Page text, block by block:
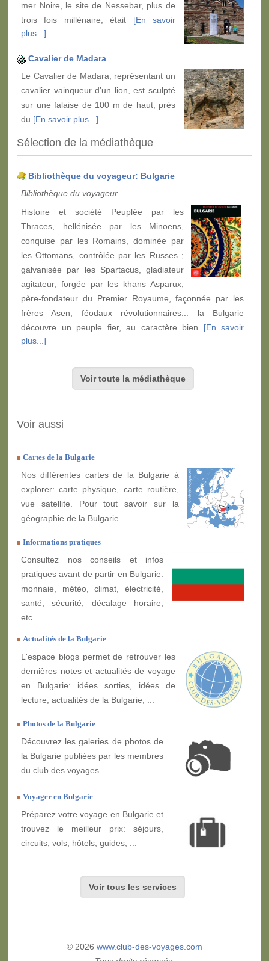
mer Noire, le site de Nessebar, plus de
trois fois millénaire, était [En savoir
plus...]
Cavalier de Madara
Le Cavalier de Madara, représentant un
cavalier vainqueur d’un lion, est sculpté
sur une falaise de 100 m de haut, près
du [En savoir plus...]
Sélection de la médiathèque
Bibliothèque du voyageur: Bulgarie
Bibliothèque du voyageur
Histoire et société Peuplée par les
Thraces, hellénisée par les Minoens,
conquise par les Romains, dominée par
les Ottomans, contrôlée par les Russes ;
galvanisée par les Spartacus, gladiateur
agitateur, forgée par les khans Asparux,
père-fondateur du Premier Royaume, façonnée par les
frères Asen, féodaux révolutionnaires... la Bulgarie
découvre un peuple fier, au caractère bien [En savoir
plus...]
Voir toute la médiathèque
Voir aussi
Cartes de la Bulgarie
Nos différentes cartes de la Bulgarie à
explorer: carte physique, carte routière,
vue satellite. Pour tout savoir sur la
géographie de la Bulgarie.
Informations pratiques
Consultez nos conseils et infos
pratiques avant de partir en Bulgarie:
monnaie, météo, climat, électricité,
santé, sécurité, décalage horaire,
etc.
Actualités de la Bulgarie
L'espace blogs permet de retrouver les
dernières notes et actualités de voyage
en Bulgarie: idées sorties, idées de
lecture, actualités de la Bulgarie, ...
Photos de la Bulgarie
Découvrez les galeries de photos de
la Bulgarie publiées par les membres
du club des voyages.
Voyager en Bulgarie
Préparez votre voyage en Bulgarie et
trouvez le meilleur prix: séjours,
circuits, vols, hôtels, guides, ...
Voir tous les services
© 2026 www.club-des-voyages.com